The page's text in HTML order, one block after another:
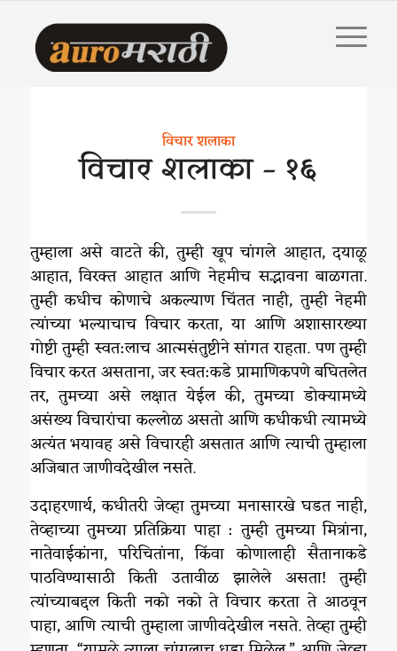
विचार शलाका
विचार शलाका – १६
तुम्हाला असे वाटते की, तुम्ही खूप चांगले आहात, दयाळू
आहात, विरक्त आहात आणि नेहमीच सद्भावना बाळगता.
तुम्ही कधीच कोणाचे अकल्याण चिंतत नाही, तुम्ही नेहमी
त्यांच्या भल्याचाच विचार करता, या आणि अशासारख्या
गोष्टी तुम्ही स्वत:लाच आत्मसंतुष्टीने सांगत राहता. पण तुम्ही
विचार करत असताना, जर स्वत:कडे प्रामाणिकपणे बघितलेत
तर, तुमच्या असे लक्षात येईल की, तुमच्या डोक्यामध्ये
असंख्य विचारांचा कल्लोळ असतो आणि कधीकधी त्यामध्ये
अत्यंत भयावह असे विचारही असतात आणि त्याची तुम्हाला
अजिबात जाणीवदेखील नसते.
उदाहरणार्थ, कधीतरी जेव्हा तुमच्या मनासारखे घडत नाही,
तेव्हाच्या तुमच्या प्रतिक्रिया पाहा : तुम्ही तुमच्या मित्रांना,
नातेवाईकांना, परिचितांना, किंवा कोणालाही सैतानाकडे
पाठविण्यासाठी किती उतावीळ झालेले असता! तुम्ही
त्यांच्याबद्दल किती नको नको ते विचार करता ते आठवून
पाहा, आणि त्याची तुम्हाला जाणीवदेखील नसते. तेव्हा तुम्ही